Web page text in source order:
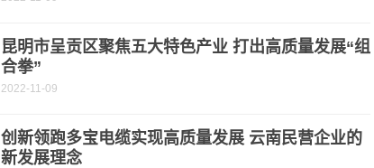
昆明市呈贡区聚焦五大特色产业 打出高质量发展“组
合拳”
2022-11-09
创新领跑多宝电缆实现高质量发展 云南民营企业的
新发展理念